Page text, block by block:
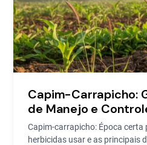
Capim-Carrapicho:
de Manejo e
Capim-carrapicho: Época certa
herbicidas usar e as principais